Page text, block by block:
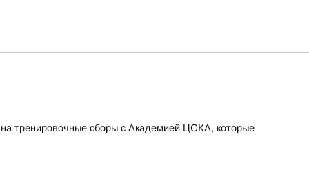
тренировочные сборы с Академией ЦСКА, которые